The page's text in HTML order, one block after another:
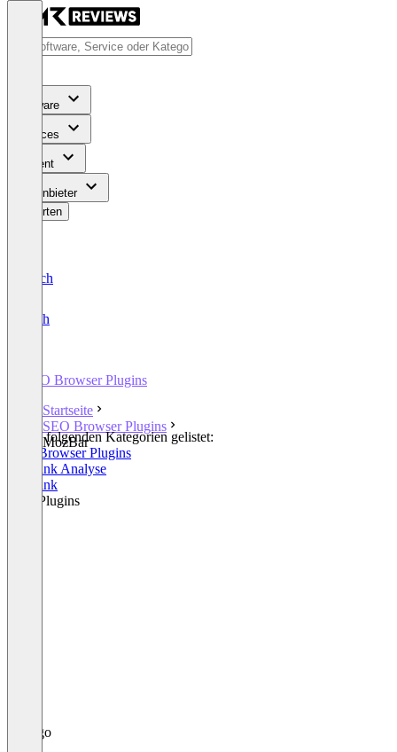
Software
Services
Content
Für Anbieter
Bewerten
Deutsch
English
SEO Browser Plugins
Startseite
SEO Browser Plugins
MozBar
In den folgenden Kategorien gelistet:
SEO Browser Plugins
Backlink Analyse
Backlink
SEO Plugins